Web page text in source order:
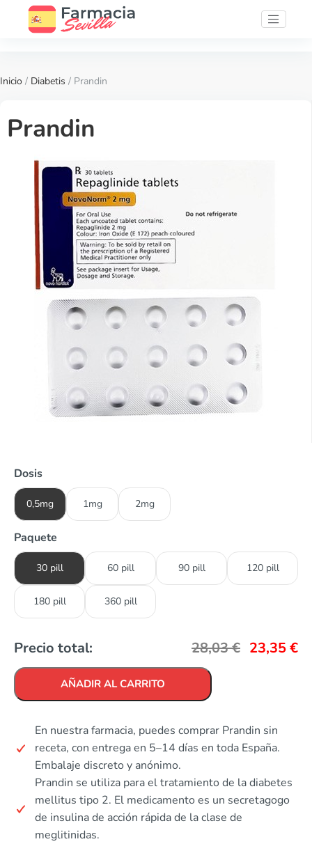
Inicio / Diabetis / Prandin
Prandin
Dosis
0,5mg 1mg 2mg
Paquete
30 pill 60 pill 90 pill 120 pill
180 pill 360 pill
Precio total: 28,03€ 23,35€
AÑADIR AL CARRITO
En nuestra farmacia, puedes comprar Prandin sin
receta, con entrega en 5–14 días en toda España.
Embalaje discreto y anónimo.
Prandin se utiliza para el tratamiento de la diabetes
mellitus tipo 2. El medicamento es un secretagogo
de insulina de acción rápida de la clase de
meglitinidas.